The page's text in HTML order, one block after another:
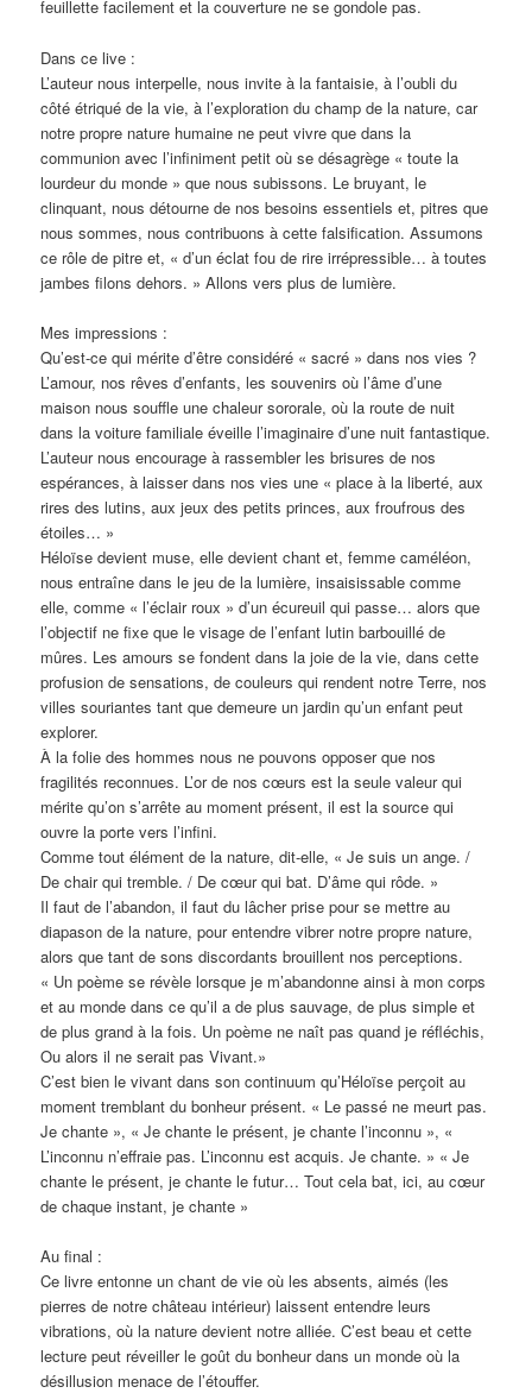
feuillette facilement et la couverture ne se gondole pas.
Dans ce live :
L’auteur nous interpelle, nous invite à la fantaisie, à l’oubli du
côté étriqué de la vie, à l’exploration du champ de la nature, car
notre propre nature humaine ne peut vivre que dans la
communion avec l’infiniment petit où se désagrège « toute la
lourdeur du monde » que nous subissons. Le bruyant, le
clinquant, nous détourne de nos besoins essentiels et, pitres que
nous sommes, nous contribuons à cette falsification. Assumons
ce rôle de pitre et, « d’un éclat fou de rire irrépressible… à toutes
jambes filons dehors. » Allons vers plus de lumière.
Mes impressions :
Qu’est-ce qui mérite d’être considéré « sacré » dans nos vies ?
L’amour, nos rêves d’enfants, les souvenirs où l’âme d’une
maison nous souffle une chaleur sororale, où la route de nuit
dans la voiture familiale éveille l’imaginaire d’une nuit fantastique.
L’auteur nous encourage à rassembler les brisures de nos
espérances, à laisser dans nos vies une « place à la liberté, aux
rires des lutins, aux jeux des petits princes, aux froufrous des
étoiles… »
Héloïse devient muse, elle devient chant et, femme caméléon,
nous entraîne dans le jeu de la lumière, insaisissable comme
elle, comme « l’éclair roux » d’un écureuil qui passe… alors que
l’objectif ne fixe que le visage de l’enfant lutin barbouillé de
mûres. Les amours se fondent dans la joie de la vie, dans cette
profusion de sensations, de couleurs qui rendent notre Terre, nos
villes souriantes tant que demeure un jardin qu’un enfant peut
explorer.
À la folie des hommes nous ne pouvons opposer que nos
fragilités reconnues. L’or de nos cœurs est la seule valeur qui
mérite qu’on s’arrête au moment présent, il est la source qui
ouvre la porte vers l’infini.
Comme tout élément de la nature, dit-elle, « Je suis un ange. /
De chair qui tremble. / De cœur qui bat. D’âme qui rôde. »
Il faut de l’abandon, il faut du lâcher prise pour se mettre au
diapason de la nature, pour entendre vibrer notre propre nature,
alors que tant de sons discordants brouillent nos perceptions.
« Un poème se révèle lorsque je m’abandonne ainsi à mon corps
et au monde dans ce qu’il a de plus sauvage, de plus simple et
de plus grand à la fois. Un poème ne naît pas quand je réfléchis,
Ou alors il ne serait pas Vivant.»
C’est bien le vivant dans son continuum qu’Héloïse perçoit au
moment tremblant du bonheur présent. « Le passé ne meurt pas.
Je chante », « Je chante le présent, je chante l’inconnu », «
L’inconnu n’effraie pas. L’inconnu est acquis. Je chante. » « Je
chante le présent, je chante le futur… Tout cela bat, ici, au cœur
de chaque instant, je chante »
Au final :
Ce livre entonne un chant de vie où les absents, aimés (les
pierres de notre château intérieur) laissent entendre leurs
vibrations, où la nature devient notre alliée. C’est beau et cette
lecture peut réveiller le goût du bonheur dans un monde où la
désillusion menace de l’étouffer.